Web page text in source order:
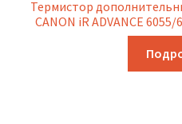
Термистор
CANON iR ADVANCE